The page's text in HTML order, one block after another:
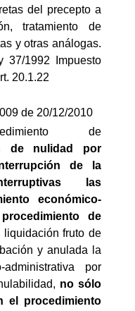
del precepto a
tratamiento de
y otras análogas.
37/1992 Impuesto
20.1.22 
de 20/12/2010
de
de nulidad por
de la
las
económico-
de
liquidación fruto de
y anulada la
por
no sólo
el procedimiento